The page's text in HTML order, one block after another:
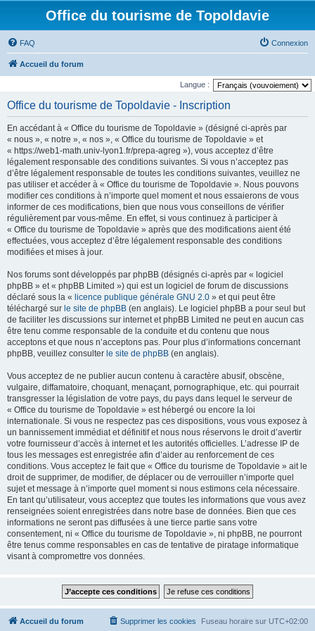
Office du tourisme de Topoldavie
FAQ Connexion
Accueil du forum
Langue :
Office du tourisme de Topoldavie - Inscription
En accédant à « Office du tourisme de Topoldavie » (désigné ci-après par
« nous », « notre », « nos », « Office du tourisme de Topoldavie » et
« https://web1-math.univ-lyon1.fr/prepa-agreg »), vous acceptez d’être
légalement responsable des conditions suivantes. Si vous n’acceptez pas
d’être légalement responsable de toutes les conditions suivantes, veuillez ne
pas utiliser et accéder à « Office du tourisme de Topoldavie ». Nous pouvons
modifier ces conditions à n’importe quel moment et nous essaierons de vous
informer de ces modifications, bien que nous vous conseillons de vérifier
régulièrement par vous-même. En effet, si vous continuez à participer à
« Office du tourisme de Topoldavie » après que des modifications aient été
effectuées, vous acceptez d’être légalement responsable des conditions
modifiées et mises à jour.
Nos forums sont développés par phpBB (désignés ci-après par « logiciel
phpBB » et « phpBB Limited ») qui est un logiciel de forum de discussions
déclaré sous la « licence publique générale GNU 2.0 » et qui peut être
téléchargé sur le site de phpBB (en anglais). Le logiciel phpBB a pour seul but
de faciliter les discussions sur internet et phpBB Limited ne peut en aucun cas
être tenu comme responsable de la conduite et du contenu que nous
acceptons et que nous n’acceptons pas. Pour plus d’informations concernant
phpBB, veuillez consulter le site de phpBB (en anglais).
Vous acceptez de ne publier aucun contenu à caractère abusif, obscène,
vulgaire, diffamatoire, choquant, menaçant, pornographique, etc. qui pourrait
transgresser la législation de votre pays, du pays dans lequel le serveur de
« Office du tourisme de Topoldavie » est hébergé ou encore la loi
internationale. Si vous ne respectez pas ces dispositions, vous vous exposez à
un bannissement immédiat et définitif et nous nous réservons le droit d’avertir
votre fournisseur d’accès à internet et les autorités officielles. L’adresse IP de
tous les messages est enregistrée afin d’aider au renforcement de ces
conditions. Vous acceptez le fait que « Office du tourisme de Topoldavie » ait le
droit de supprimer, de modifier, de déplacer ou de verrouiller n’importe quel
sujet et message à n’importe quel moment si nous estimons cela nécessaire.
En tant qu’utilisateur, vous acceptez que toutes les informations que vous avez
renseignées soient enregistrées dans notre base de données. Bien que ces
informations ne seront pas diffusées à une tierce partie sans votre
consentement, ni « Office du tourisme de Topoldavie », ni phpBB, ne pourront
être tenus comme responsables en cas de tentative de piratage informatique
visant à compromettre vos données.
Accueil du forum Fuseau horaire sur UTC+02:00
Supprimer les cookies